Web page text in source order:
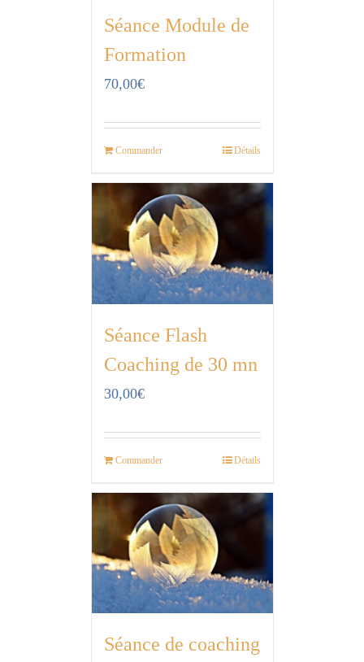
Séance Module de
Formation
70,00€
Commander Détails
Séance Flash
Coaching de 30 mn
30,00€
Commander Détails
Séance de coaching